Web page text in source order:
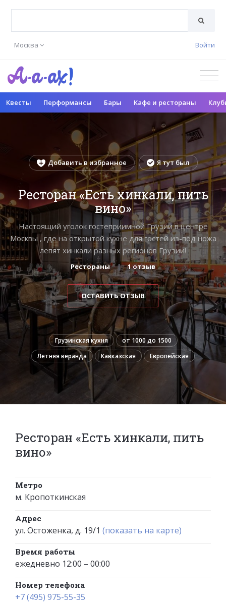
Москва Войти
Квесты Перформансы Бары Кафе и рестораны
Добавить в избранное Я тут был
Ресторан «Есть хинкали, пить
вино»
Настоящий уголок гостеприимной Грузии в центре
Москвы , где на открытой кухне для гостей из-под ножа
лепят хинкали разных регионов Грузии!
Рестораны 1 отзыв
ОСТАВИТЬ ОТЗЫВ
Грузинская кухня
от 1000 до 1500
Летняя веранда
Кавказская Европейская
Ресторан «Есть хинкали, пить
вино»
Метро
м. Кропоткинская
Адрес
ул. Остоженка, д. 19/1 (показать на карте)
Время работы
ежедневно 12:00 – 00:00
Номер телефона
+7 (495) 975-55-35